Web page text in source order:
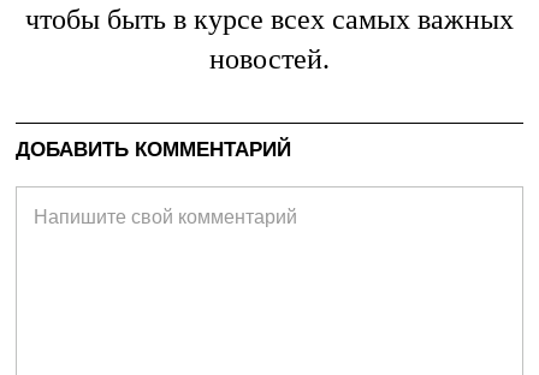
чтобы быть в курсе всех самых важных
новостей.
ДОБАВИТЬ КОММЕНТАРИЙ